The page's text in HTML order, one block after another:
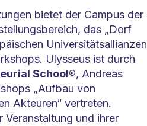
bietet der Campus der
das „Dorf
Universitätsallianzen
Ulysseus ist durch
School®, Andreas
„Aufbau von
Akteuren“ vertreten.
Veranstaltung und ihrer